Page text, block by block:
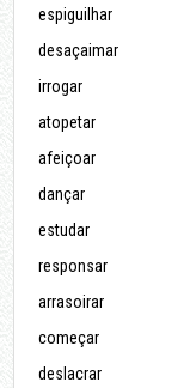
espiguilhar
desaçaimar
irrogar
atopetar
afeiçoar
dançar
estudar
responsar
arrasoirar
começar
deslacrar